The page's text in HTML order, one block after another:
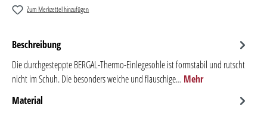
Zum Merkzettel hinzufügen
Beschreibung
Die durchgesteppte BERGAL-Thermo-Einlegesohle ist formstabil und rutscht
nicht im Schuh. Die besonders weiche und flauschige… Mehr
Material